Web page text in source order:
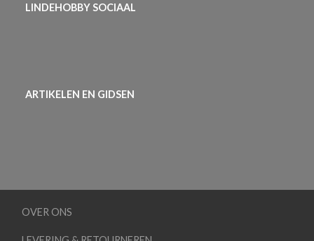
LINDEHOBBY SOCIAAL
ARTIKELEN EN GIDSEN
OVER ONS